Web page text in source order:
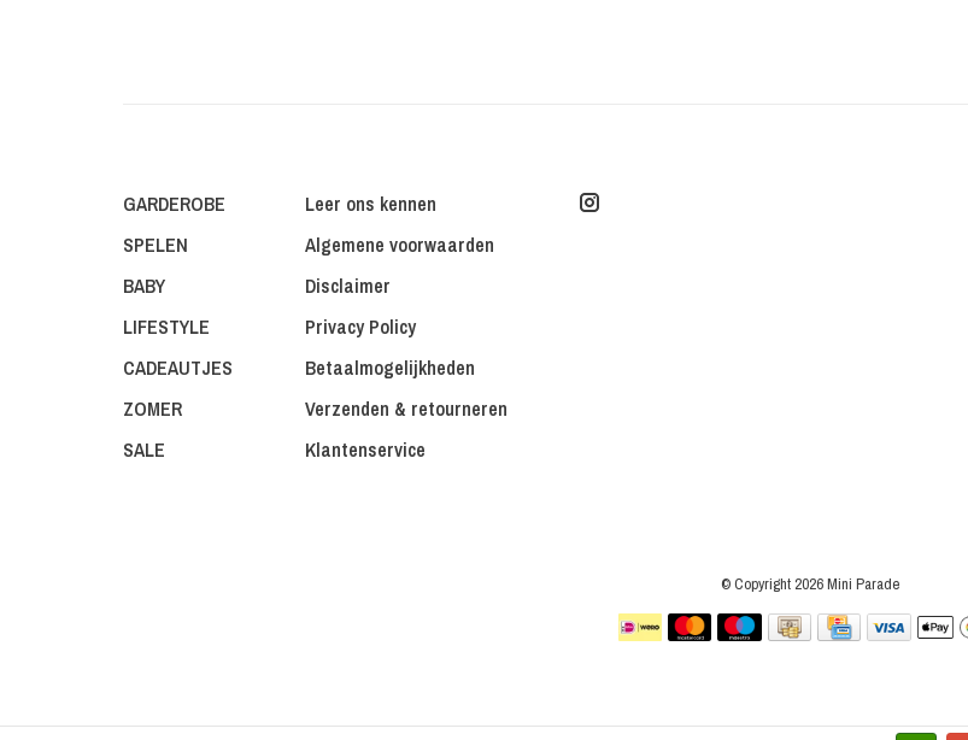
GARDEROBE
SPELEN
BABY
LIFESTYLE
CADEAUTJES
ZOMER
SALE
Leer ons kennen
Algemene voorwaarden
Disclaimer
Privacy Policy
Betaalmogelijkheden
Verzenden & retourneren
Klantenservice
© Copyright 2026 Mini Parade